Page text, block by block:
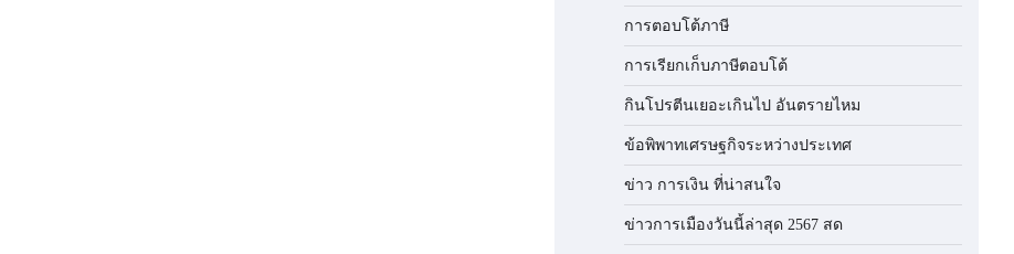
การตอบโต้ภาษี
การเรียกเก็บภาษีตอบโต้
กินโปรตีนเยอะเกินไป อันตรายไหม
ข้อพิพาทเศรษฐกิจระหว่างประเทศ
ข่าว การเงิน ที่น่าสนใจ
ข่าวการเมืองวันนี้ล่าสุด 2567 สด